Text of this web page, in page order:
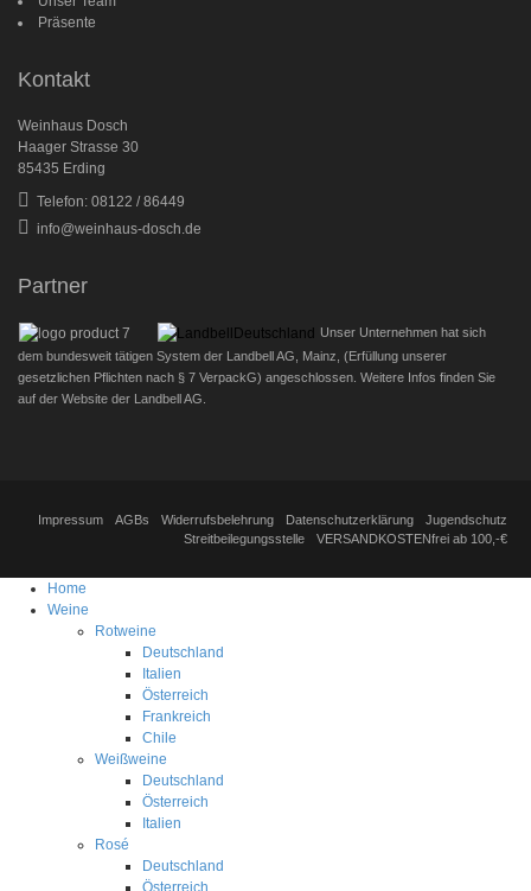
Präsente
Kontakt
Weinhaus Dosch
Haager Strasse 30
85435 Erding
Telefon: 08122 / 86449
info@weinhaus-dosch.de
Partner
Unser Unternehmen hat sich
dem bundesweit tätigen System der Landbell AG, Mainz, (Erfüllung unserer
gesetzlichen Pflichten nach § 7 VerpackG) angeschlossen. Weitere Infos finden Sie
auf der Website der Landbell AG.
Impressum AGBs Widerrufsbelehrung Datenschutzerklärung
Jugendschutz
Streitbeilegungsstelle
VERSANDKOSTENfrei ab 100,-€
Home
Weine
Rotweine
Deutschland
Italien
Österreich
Frankreich
Chile
Weißweine
Deutschland
Österreich
Italien
Rosé
Deutschland